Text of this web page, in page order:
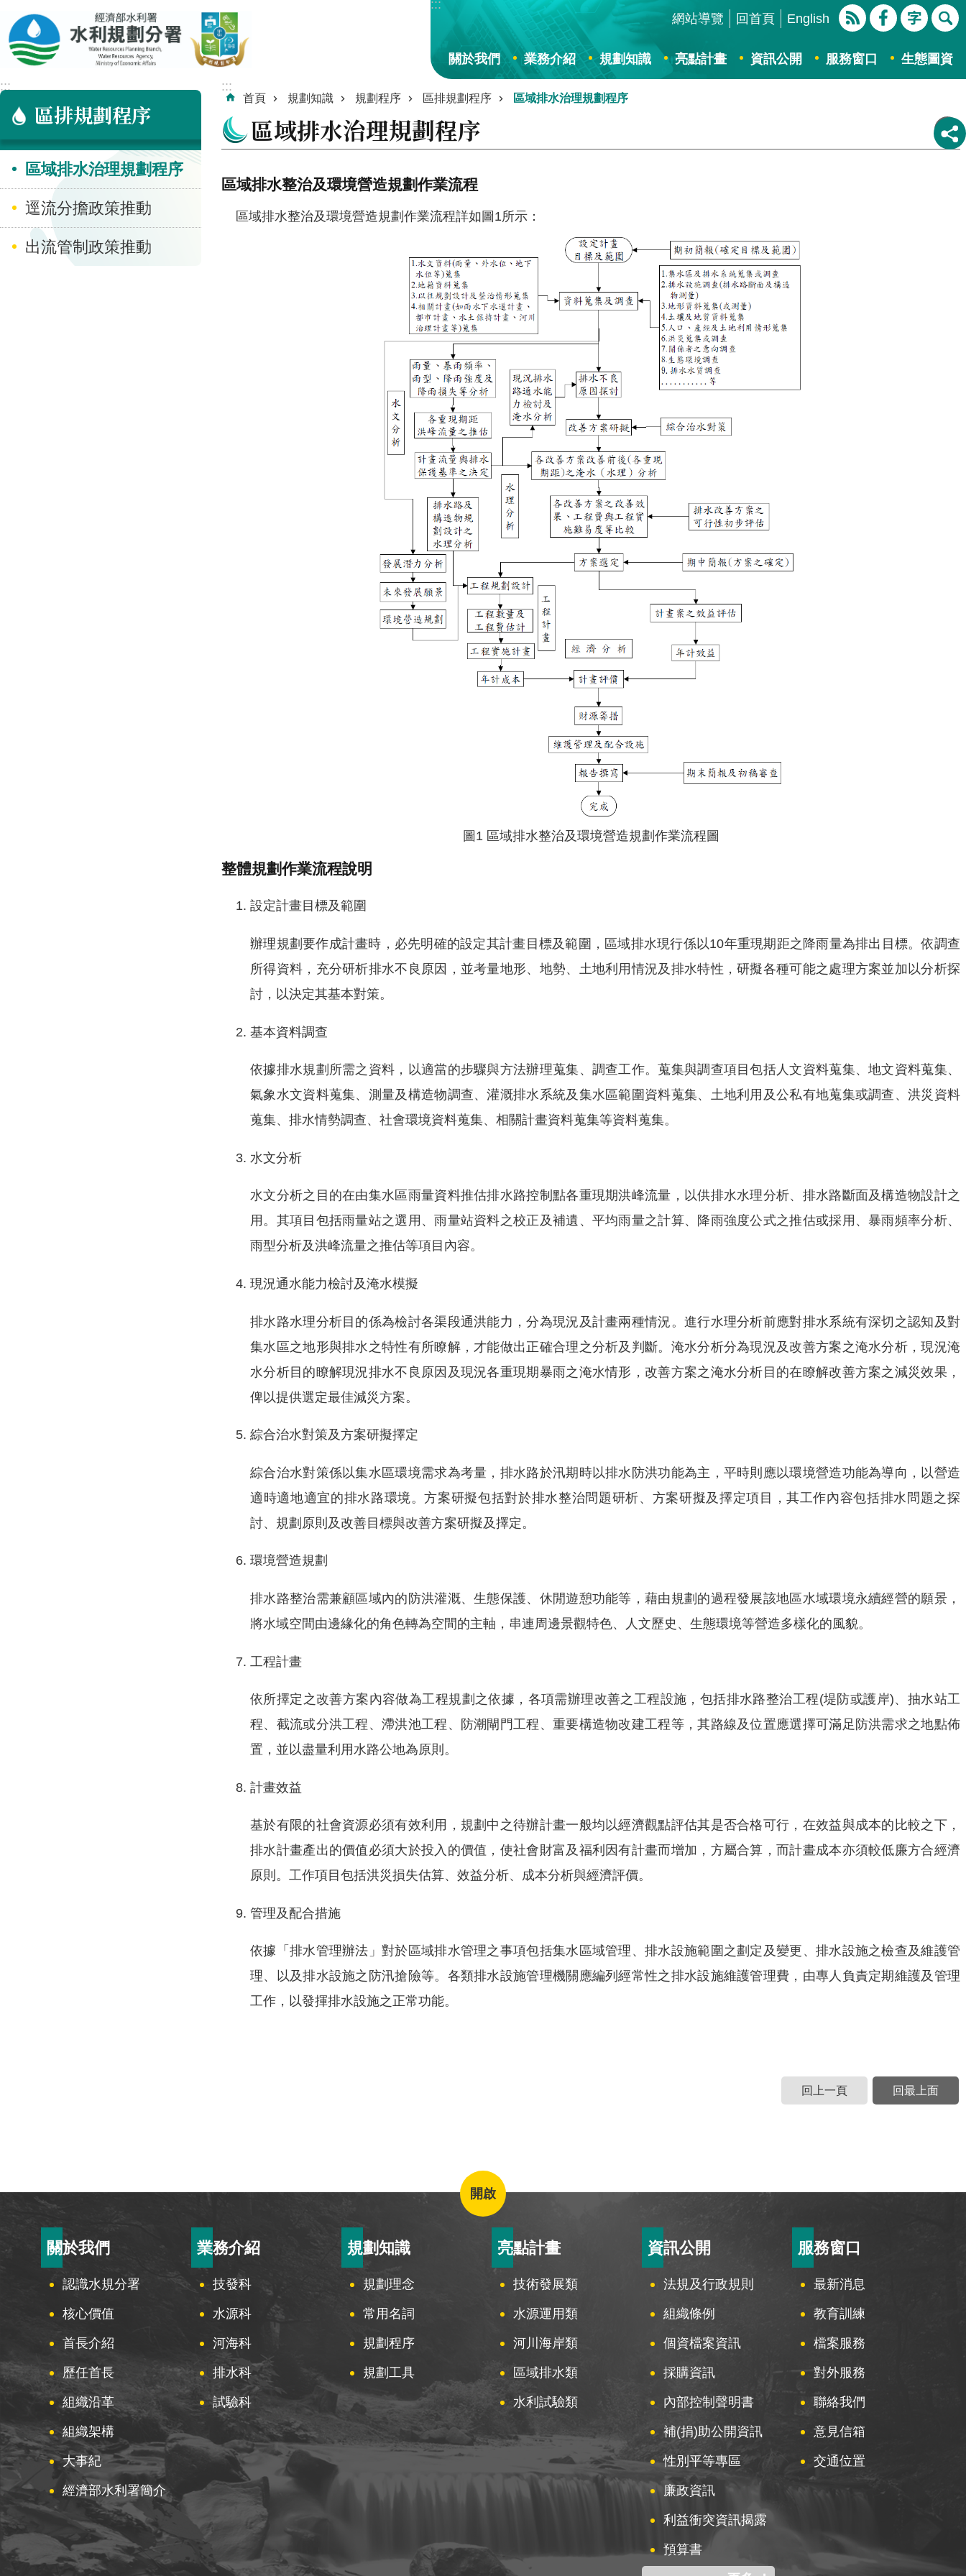
跳到主要內容區塊
:::
網站導覽
回首頁 English
關於我們 業務介紹 規劃知識 亮點計畫 資訊公開 服務窗口
生態圖資
:::
區排規劃程序
區域排水治理規劃程序
逕流分擔政策推動
出流管制政策推動
:::
首頁 規劃知識 規劃程序 區排規劃程序 區域排水治理規劃程序
區域排水治理規劃程序
區域排水整治及環境營造規劃作業流程
區域排水整治及環境營造規劃作業流程詳如圖1所示：
圖1 區域排水整治及環境營造規劃作業流程圖
整體規劃作業流程說明
設定計畫目標及範圍
辦理規劃要作成計畫時，必先明確的設定其計畫目標及範圍，區域排水現行係以10年重現期距之降雨量為排出目標。依調查
所得資料，充分研析排水不良原因，並考量地形、地勢、土地利用情況及排水特性，研擬各種可能之處理方案並加以分析探
討，以決定其基本對策。
基本資料調查
依據排水規劃所需之資料，以適當的步驟與方法辦理蒐集、調查工作。蒐集與調查項目包括人文資料蒐集、地文資料蒐集、
氣象水文資料蒐集、測量及構造物調查、灌溉排水系統及集水區範圍資料蒐集、土地利用及公私有地蒐集或調查、洪災資料
蒐集、排水情勢調查、社會環境資料蒐集、相關計畫資料蒐集等資料蒐集。
水文分析
水文分析之目的在由集水區雨量資料推估排水路控制點各重現期洪峰流量，以供排水水理分析、排水路斷面及構造物設計之
用。其項目包括雨量站之選用、雨量站資料之校正及補遺、平均雨量之計算、降雨強度公式之推估或採用、暴雨頻率分析、
雨型分析及洪峰流量之推估等項目內容。
現況通水能力檢討及淹水模擬
排水路水理分析目的係為檢討各渠段通洪能力，分為現況及計畫兩種情況。進行水理分析前應對排水系統有深切之認知及對
集水區之地形與排水之特性有所瞭解，才能做出正確合理之分析及判斷。淹水分析分為現況及改善方案之淹水分析，現況淹
水分析目的瞭解現況排水不良原因及現況各重現期暴雨之淹水情形，改善方案之淹水分析目的在瞭解改善方案之減災效果，
俾以提供選定最佳減災方案。
綜合治水對策及方案研擬擇定
綜合治水對策係以集水區環境需求為考量，排水路於汛期時以排水防洪功能為主，平時則應以環境營造功能為導向，以營造
適時適地適宜的排水路環境。方案研擬包括對於排水整治問題研析、方案研擬及擇定項目，其工作內容包括排水問題之探
討、規劃原則及改善目標與改善方案研擬及擇定。
環境營造規劃
排水路整治需兼顧區域內的防洪灌溉、生態保護、休閒遊憩功能等，藉由規劃的過程發展該地區水域環境永續經營的願景，
將水域空間由邊緣化的角色轉為空間的主軸，串連周邊景觀特色、人文歷史、生態環境等營造多樣化的風貌。
工程計畫
依所擇定之改善方案內容做為工程規劃之依據，各項需辦理改善之工程設施，包括排水路整治工程(堤防或護岸)、抽水站工
程、截流或分洪工程、滯洪池工程、防潮閘門工程、重要構造物改建工程等，其路線及位置應選擇可滿足防洪需求之地點佈
置，並以盡量利用水路公地為原則。
計畫效益
基於有限的社會資源必須有效利用，規劃中之待辦計畫一般均以經濟觀點評估其是否合格可行，在效益與成本的比較之下，
排水計畫產出的價值必須大於投入的價值，使社會財富及福利因有計畫而增加，方屬合算，而計畫成本亦須較低廉方合經濟
原則。工作項目包括洪災損失估算、效益分析、成本分析與經濟評價。
管理及配合措施
依據「排水管理辦法」對於區域排水管理之事項包括集水區域管理、排水設施範圍之劃定及變更、排水設施之檢查及維護管
理、以及排水設施之防汛搶險等。各類排水設施管理機關應編列經常性之排水設施維護管理費，由專人負責定期維護及管理
工作，以發揮排水設施之正常功能。
回上一頁 回最上面
開啟
關於我們
認識水規分署
核心價值
首長介紹
歷任首長
組織沿革
組織架構
大事紀
經濟部水利署簡介
業務介紹
技發科
水源科
河海科
排水科
試驗科
規劃知識
規劃理念
常用名詞
規劃程序
規劃工具
亮點計畫
技術發展類
水源運用類
河川海岸類
區域排水類
水利試驗類
資訊公開
法規及行政規則
組織條例
個資檔案資訊
採購資訊
內部控制聲明書
補(捐)助公開資訊
性別平等專區
廉政資訊
利益衝突資訊揭露
預算書
服務窗口
最新消息
教育訓練
檔案服務
對外服務
聯絡我們
意見信箱
交通位置